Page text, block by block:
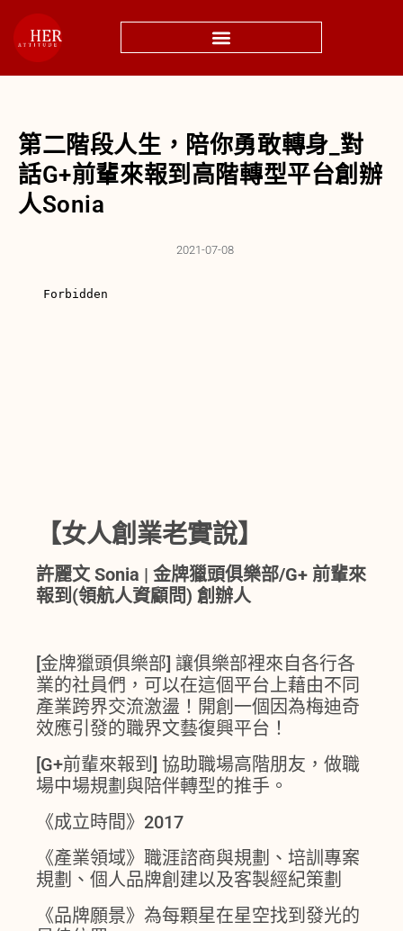
第二階段人生，陪你勇敢轉身_對
話G+前輩來報到高階轉型平台創辦
人Sonia
2021-07-08
【女人創業老實說】
許麗文 Sonia | 金牌獵頭俱樂部/G+ 前輩來
報到(領航人資顧問) 創辦人
[金牌獵頭俱樂部] 讓俱樂部裡來自各行各
業的社員們，可以在這個平台上藉由不同
產業跨界交流激盪！開創一個因為梅迪奇
效應引發的職界文藝復興平台！
[G+前輩來報到] 協助職場高階朋友，做職
場中場規劃與陪伴轉型的推手。
《成立時間》2017
《產業領域》職涯諮商與規劃、培訓專案
規劃、個人品牌創建以及客製經紀策劃
《品牌願景》為每顆星在星空找到發光的